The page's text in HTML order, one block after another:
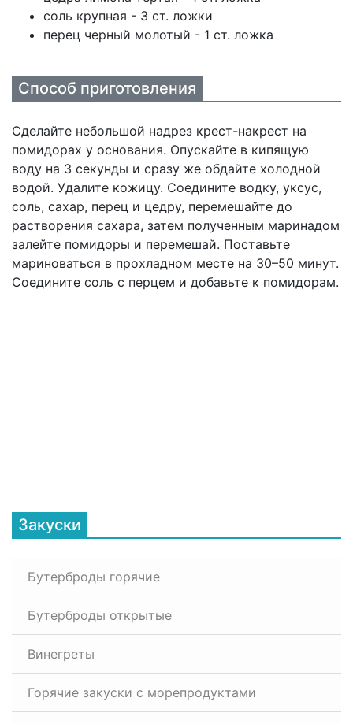
соль крупная - 3 ст. ложки
перец черный молотый - 1 ст. ложка
Способ приготовления
Сделайте небольшой надрез крест-накрест на
помидорах у основания. Опускайте в кипящую
воду на 3 секунды и сразу же обдайте холодной
водой. Удалите кожицу. Соедините водку, уксус,
соль, сахар, перец и цедру, перемешайте до
растворения сахара, затем полученным маринадом
залейте помидоры и перемешай. Поставьте
мариноваться в прохладном месте на 30–50 минут.
Соедините соль с перцем и добавьте к помидорам.
Закуски
Бутерброды горячие
Бутерброды открытые
Винегреты
Горячие закуски с морепродуктами